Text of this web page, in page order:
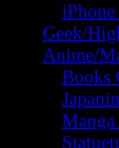
iPhone
Geek/
Anime/
Books